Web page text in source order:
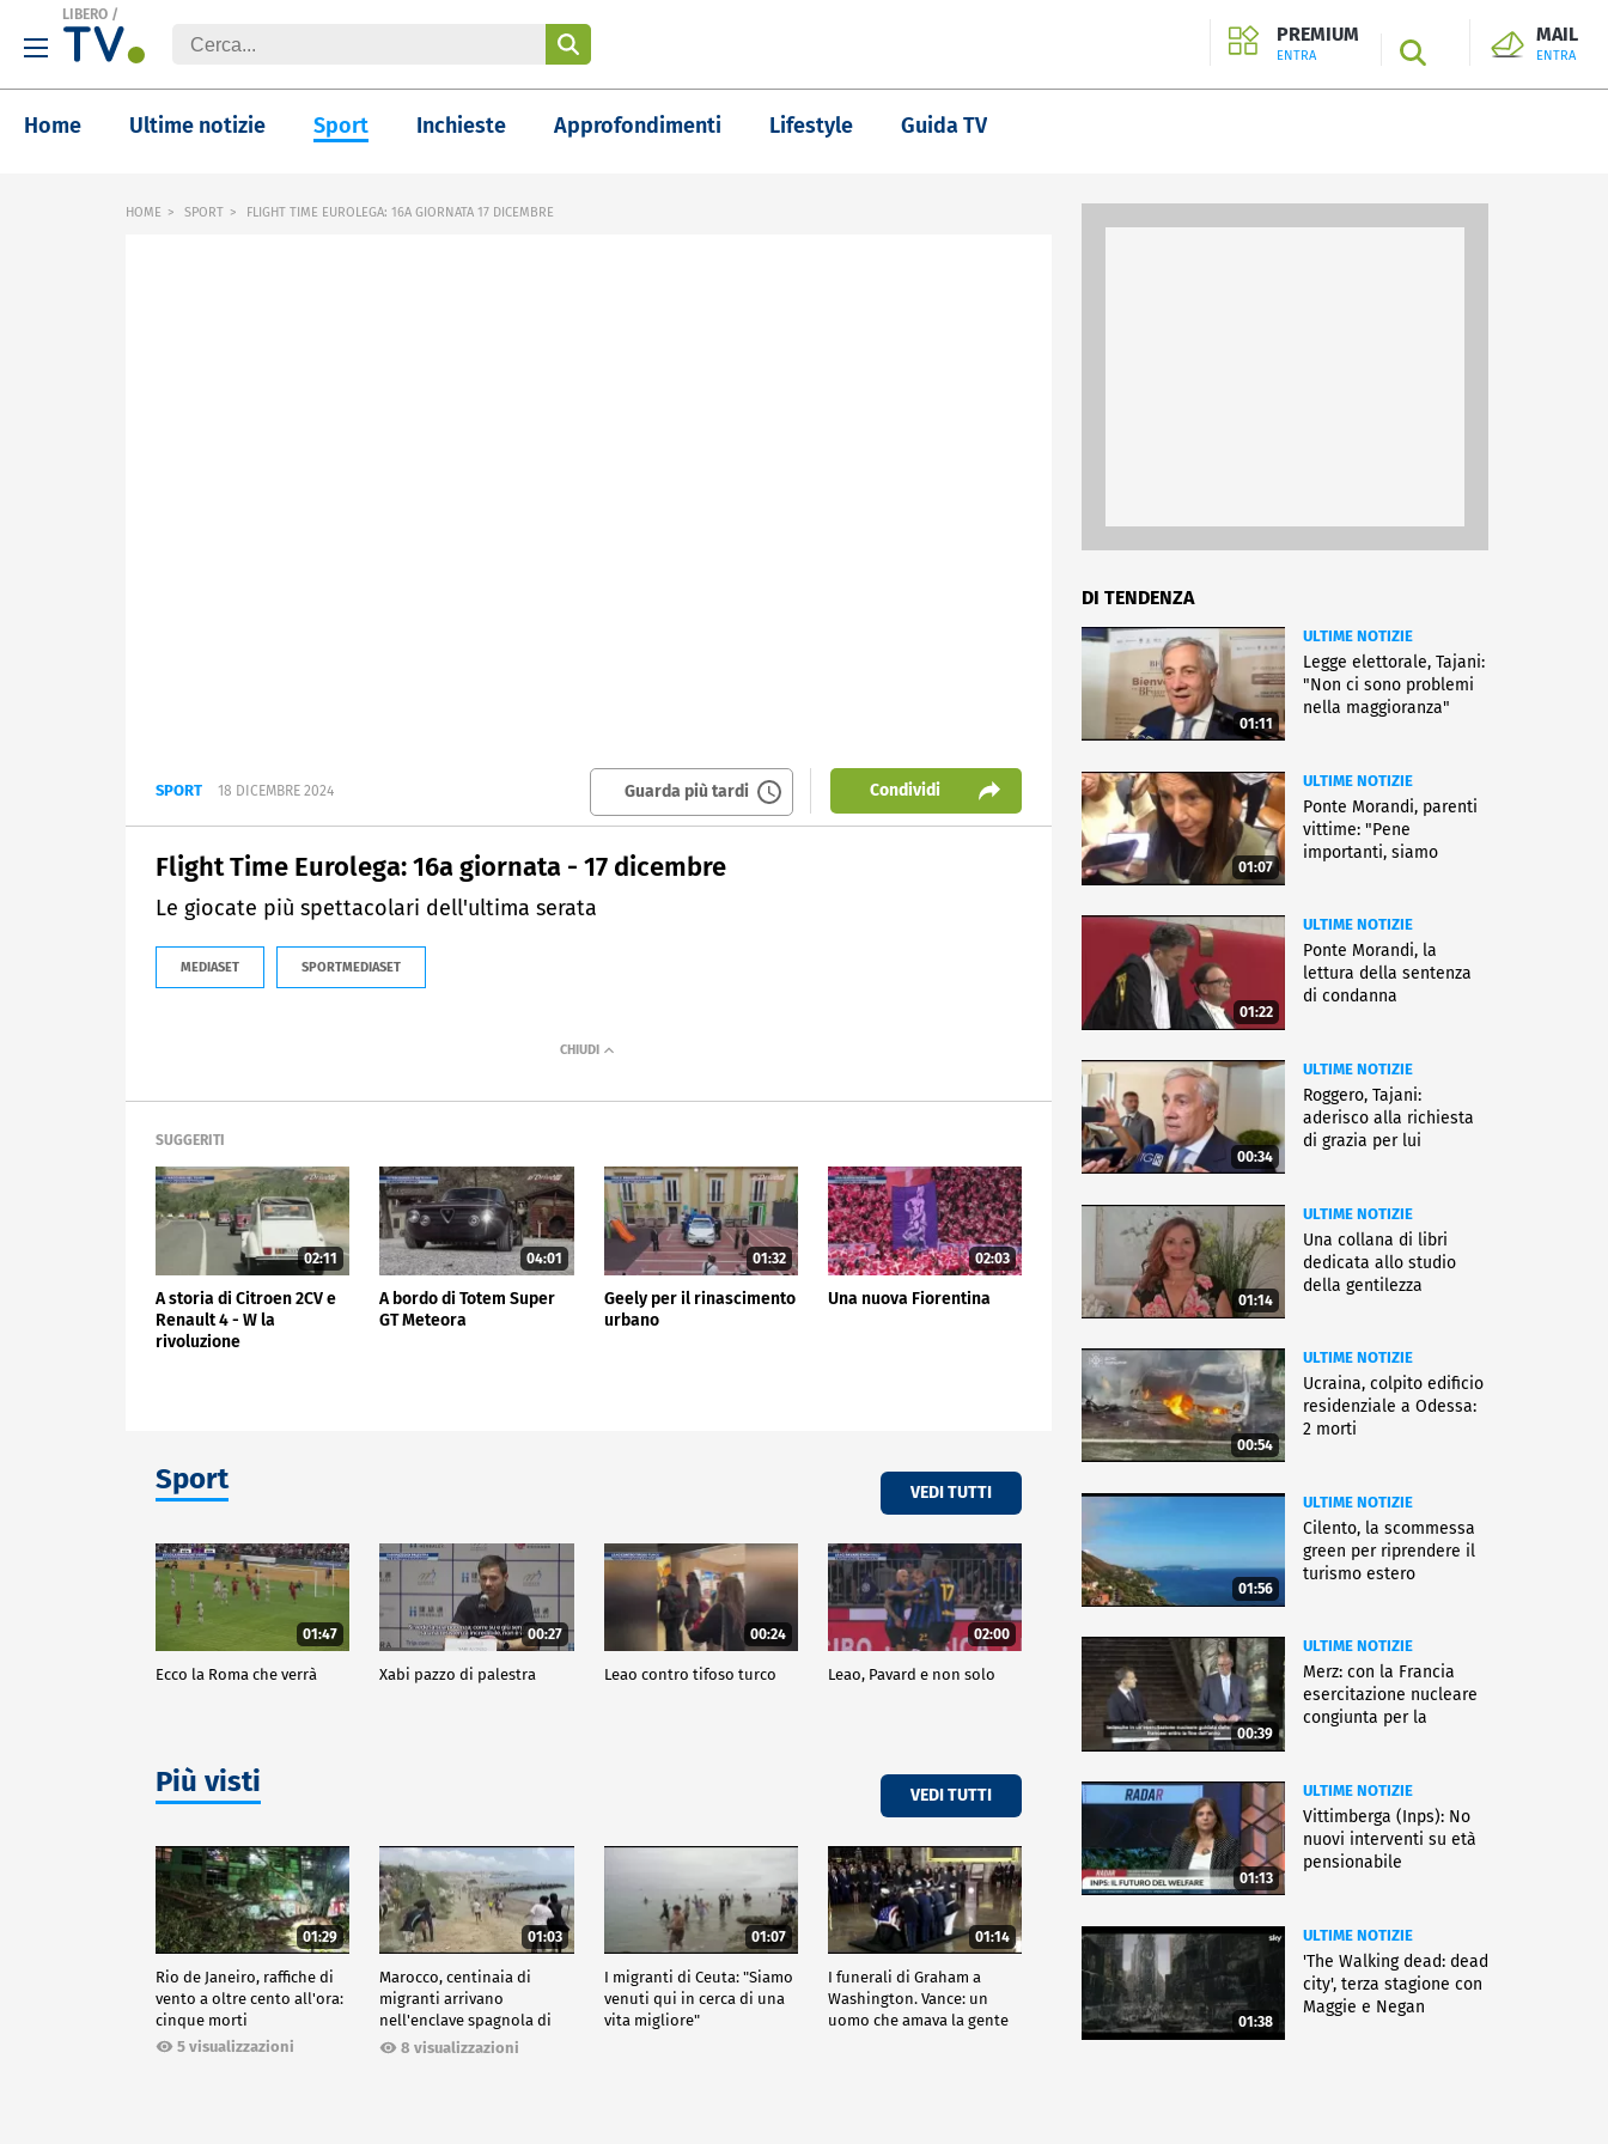
LIBERO /
PREMIUM
ENTRA SEARCH
MAIL
ENTRA
Home Ultime notizie Sport Inchieste Approfondimenti Lifestyle Guida TV
HOME SPORT FLIGHT TIME EUROLEGA: 16A GIORNATA 17 DICEMBRE
SPORT 18 DICEMBRE 2024 Guarda più tardi Condividi
Flight Time Eurolega: 16a giornata - 17 dicembre
Le giocate più spettacolari dell'ultima serata
MEDIASET SPORTMEDIASET
SUGGERITI
02:11
A storia di Citroen 2CV e
Renault 4 - W la
rivoluzione
04:01
A bordo di Totem Super
GT Meteora
01:32
Geely per il rinascimento
urbano
02:03
Una nuova Fiorentina
Sport VEDI TUTTI
01:47
Ecco la Roma che verrà
00:27
Xabi pazzo di palestra
00:24
Leao contro tifoso turco
02:00
Leao, Pavard e non solo
Più visti VEDI TUTTI
01:29
Rio de Janeiro, raffiche di
vento a oltre cento all'ora:
cinque morti
5 visualizzazioni
01:03
Marocco, centinaia di
migranti arrivano
nell'enclave spagnola di
Ceuta8 visualizzazioni
01:07
I migranti di Ceuta: "Siamo
venuti qui in cerca di una
vita migliore"
01:14
I funerali di Graham a
Washington. Vance: un
uomo che amava la gente
DI TENDENZA
01:11
ULTIME NOTIZIE
Legge elettorale, Tajani:
"Non ci sono problemi
nella maggioranza"
01:07
ULTIME NOTIZIE
Ponte Morandi, parenti
vittime: "Pene
importanti, siamo
01:22
ULTIME NOTIZIE
Ponte Morandi, la
lettura della sentenza
di condanna
00:34
ULTIME NOTIZIE
Roggero, Tajani:
aderisco alla richiesta
di grazia per lui
01:14
ULTIME NOTIZIE
Una collana di libri
dedicata allo studio
della gentilezza
00:54
ULTIME NOTIZIE
Ucraina, colpito edificio
residenziale a Odessa:
2 morti
01:56
ULTIME NOTIZIE
Cilento, la scommessa
green per riprendere il
turismo estero
00:39
ULTIME NOTIZIE
Merz: con la Francia
esercitazione nucleare
congiunta per la
01:13
ULTIME NOTIZIE
Vittimberga (Inps): No
nuovi interventi su età
pensionabile
01:38
ULTIME NOTIZIE
'The Walking dead: dead
city', terza stagione con
Maggie e Negan